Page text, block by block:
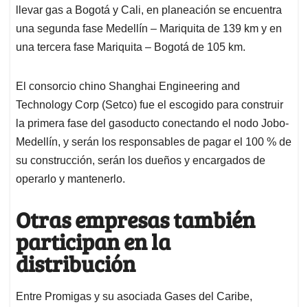
llevar gas a Bogotá y Cali, en planeación se encuentra
una segunda fase Medellín – Mariquita de 139 km y en
una tercera fase Mariquita – Bogotá de 105 km.
El consorcio chino Shanghai Engineering and
Technology Corp (Setco) fue el escogido para construir
la primera fase del gasoducto conectando el nodo Jobo-
Medellín, y serán los responsables de pagar el 100 % de
su construcción, serán los dueños y encargados de
operarlo y mantenerlo.
Otras empresas también
participan en la
distribución
Entre Promigas y su asociada Gases del Caribe,